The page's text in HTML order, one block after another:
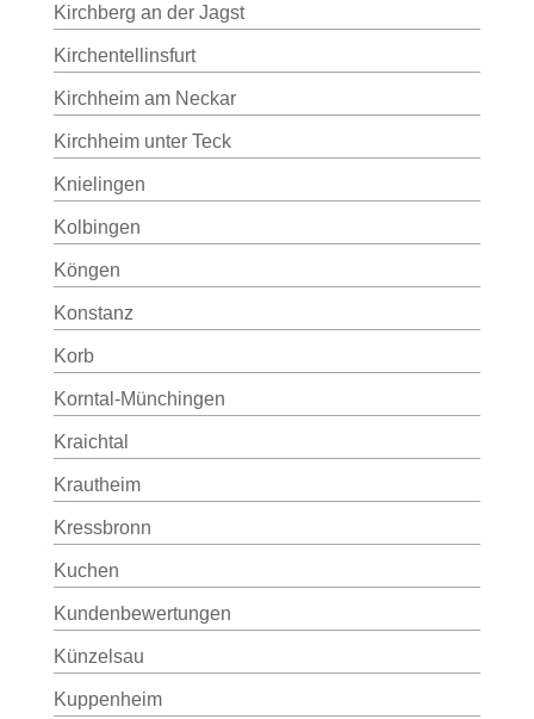
Kirchberg an der Jagst
Kirchentellinsfurt
Kirchheim am Neckar
Kirchheim unter Teck
Knielingen
Kolbingen
Köngen
Konstanz
Korb
Korntal-Münchingen
Kraichtal
Krautheim
Kressbronn
Kuchen
Kundenbewertungen
Künzelsau
Kuppenheim